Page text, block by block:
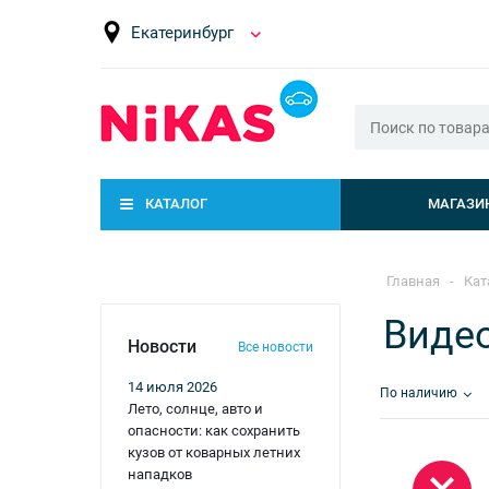
Екатеринбург
КАТАЛОГ
Новости Все новости
14 июля 2026
Лето, солнце, авто и
опасности: как сохранить
кузов от коварных летних
нападков
Главная -
По наличию